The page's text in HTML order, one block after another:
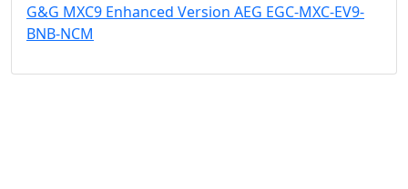
G&G MXC9 Enhanced Version AEG EGC-MXC-EV9-
BNB-NCM